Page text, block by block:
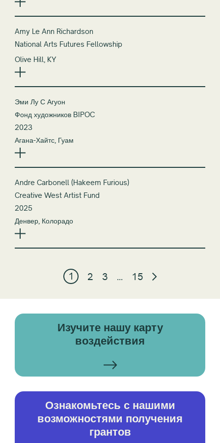
Amy Le Ann Richardson
National Arts Futures Fellowship
Olive Hill, KY
Эми Лу С Агуон
Фонд художников BIPOC
2023
Агана-Хайтс, Гуам
Andre Carbonell (Hakeem Furious)
Creative West Artist Fund
2025
Денвер, Колорадо
1 2 3 … 15
Изучите нашу карту
воздействия
Ознакомьтесь с нашими
возможностями получения
грантов